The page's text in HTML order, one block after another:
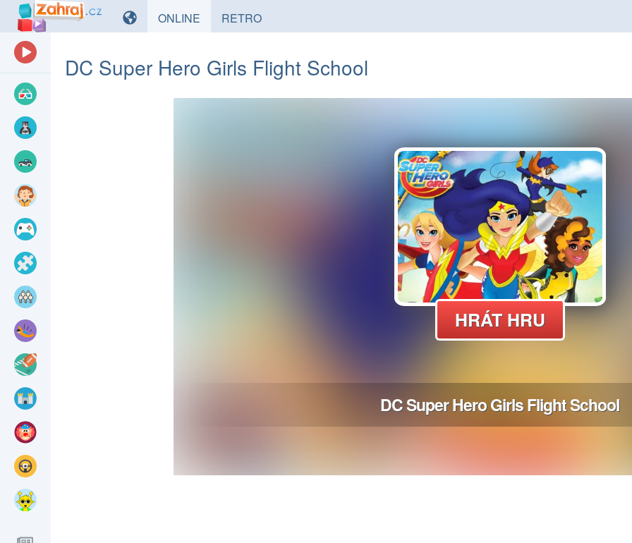
ONLINE HRYRETROHRY
DC Super Hero Girls Flight School